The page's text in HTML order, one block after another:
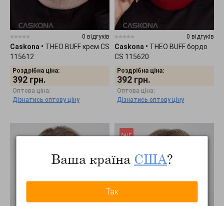
0 відгуків
Caskona • THEO BUFF крем CS
115612
Роздрібна ціна:
392 грн.
Оптова ціна:
Дізнатись оптову ціну
0 відгуків
Caskona • THEO BUFF бордо
CS 115620
Роздрібна ціна:
392 грн.
Оптова ціна:
Дізнатись оптову ціну
Ваша країна США?
Так